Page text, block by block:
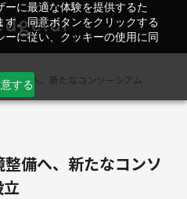
ーに最適な体験を提供するた
。同意ボタンをクリックする
ーに従い、クッキーの使用に同
する
整備へ、新たなコンソーシアム
備へ、新たなコンソ